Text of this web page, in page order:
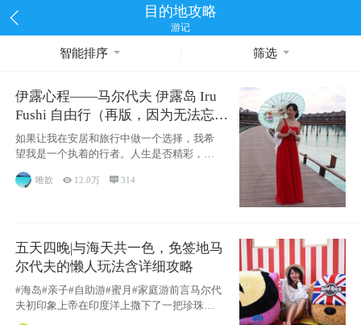
目的地攻略
游记
智能排序 筛选
伊露心程——马尔代夫 伊露岛 Iru
Fushi 自由行（再版，因为无法忘却
的留恋）
如果让我在安居和旅行中做一个选择，我希
望我是一个执着的行者。人生是否精彩，都
源于自己
唯歆  12.0万  314
五天四晚|与海天共一色，免签地马
尔代夫的懒人玩法含详细攻略
#海岛#亲子#自助游#蜜月#家庭游前言马尔代
夫初印象上帝在印度洋上撒下了一把珍珠，